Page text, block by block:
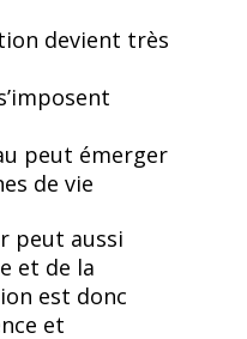
devient très
peut émerger
de vie
peut aussi
et de la
est donc
et